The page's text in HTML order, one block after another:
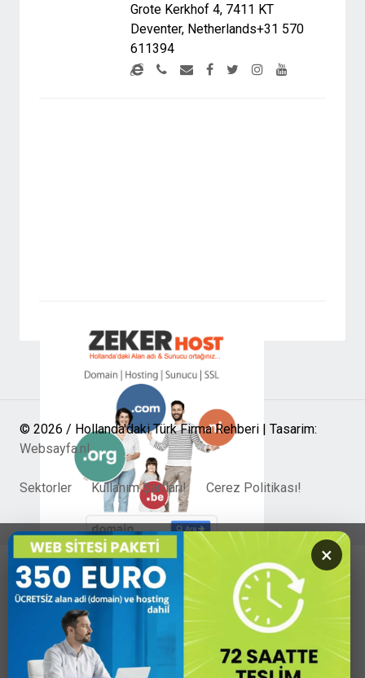
Grote Kerkhof 4, 7411 KT
Deventer, Netherlands+31 570
611394
© 2026 / Hollanda'daki Türk Firma Rehberi | Tasarim:
Websayfa.nl
Sektorler Kullanım Şartları! Cerez Politikası!
×